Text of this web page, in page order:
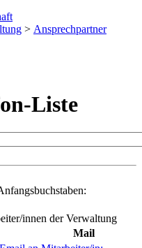
> Ansprechpartner
Liste
innen der Verwaltung
Mail